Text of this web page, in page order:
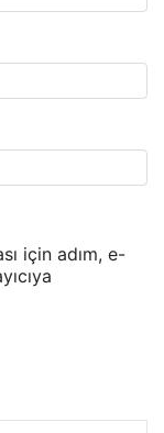
için adım, e-